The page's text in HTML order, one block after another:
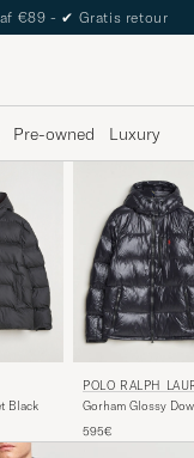
Passport
Pre-owned Luxury
Black
POLO RALPH
Gorham Glossy
595€